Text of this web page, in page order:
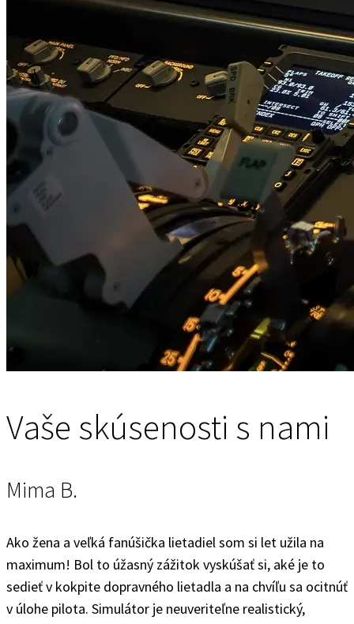
Vaše skúsenosti s nami
Mima B.
Ako žena a veľká fanúšička lietadiel som si let užila na
maximum! Bol to úžasný zážitok vyskúšať si, aké je to
sedieť v kokpite dopravného lietadla a na chvíľu sa ocitnúť
v úlohe pilota. Simulátor je neuveriteľne realistický,